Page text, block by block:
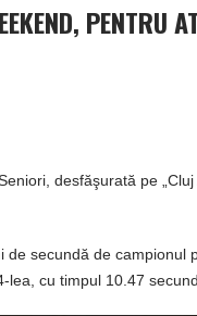
PENTRU
desfăşurată pe „Cluj
de secundă de campionul
lea, cu timpul 10.47